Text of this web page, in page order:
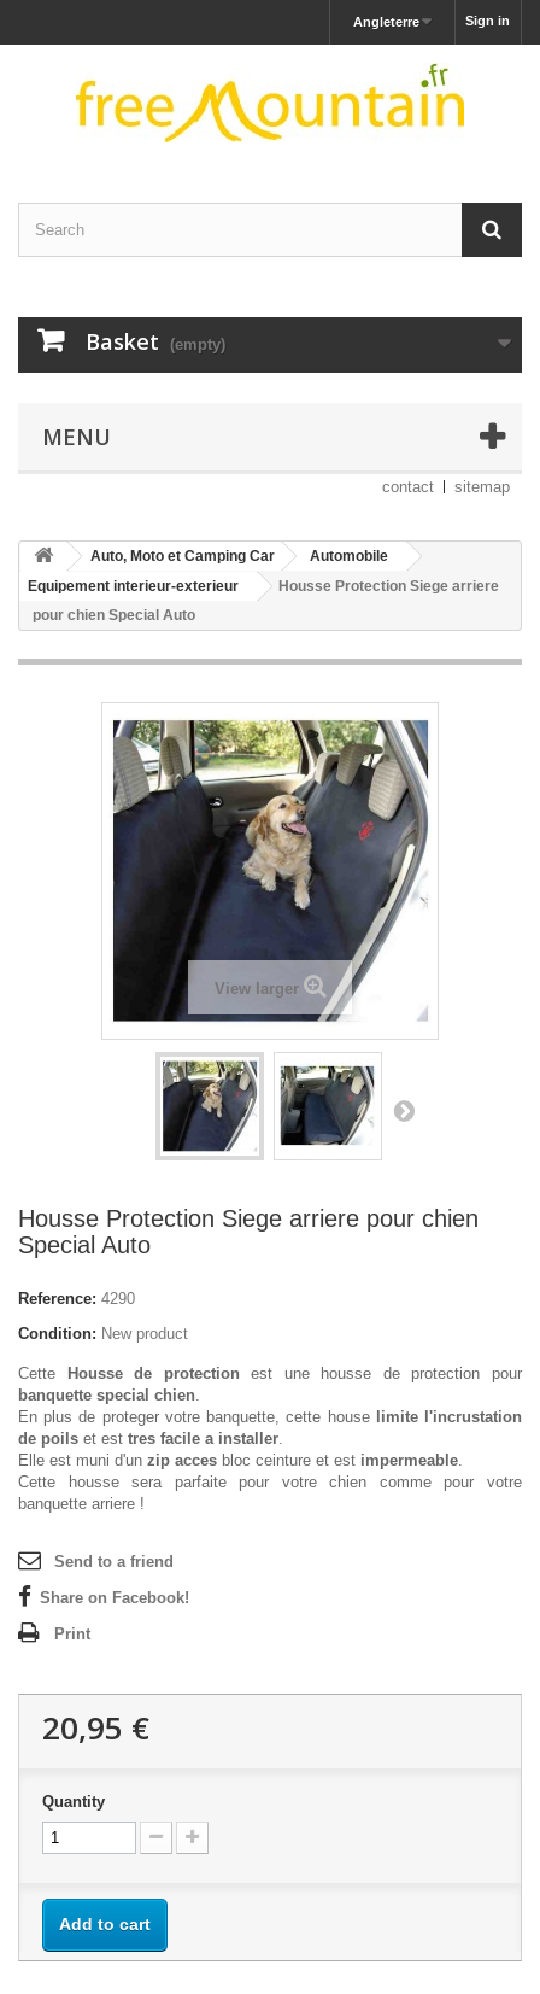
Sign in
Angleterre
Basket (empty)
MENU
contact sitemap
Auto, Moto et Camping Car
Automobile
Equipement interieur-exterieur
Housse Protection Siege arriere
pour chien Special Auto
View larger
Housse Protection Siege arriere pour chien
Special Auto
Reference: 4290
Condition: New product
Cette Housse de protectionest une housse de protection pour
banquette special chien.
En plus de proteger votre banquette, cette house
limite l'incrustation
de poils et est tres facile a installer.
Elle est muni d'un zip acces bloc ceinture et est impermeable.
Cette housse sera parfaite pour votre chien comme pour votre
banquette arriere !
Send to a friend
Share on Facebook!
Print
20,95 €
Quantity
Add to cart